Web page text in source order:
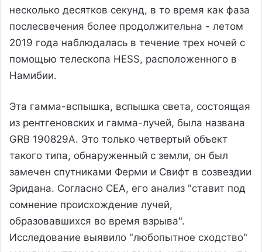
несколько десятков секунд, в то время как фаза
послесвечения более продолжительна - летом
2019 года наблюдалась в течение трех ночей с
помощью телескопа HESS, расположенного в
Намибии.
Эта гамма-вспышка, вспышка света, состоящая
из рентгеновских и гамма-лучей, была названа
GRB 190829A. Это только четвертый объект
такого типа, обнаруженный с земли, он был
замечен спутниками Ферми и Свифт в созвездии
Эридана. Согласно CEA, его анализ "ставит под
сомнение происхождение лучей,
образовавшихся во время взрыва".
Исследование выявило "любопытное сходство"